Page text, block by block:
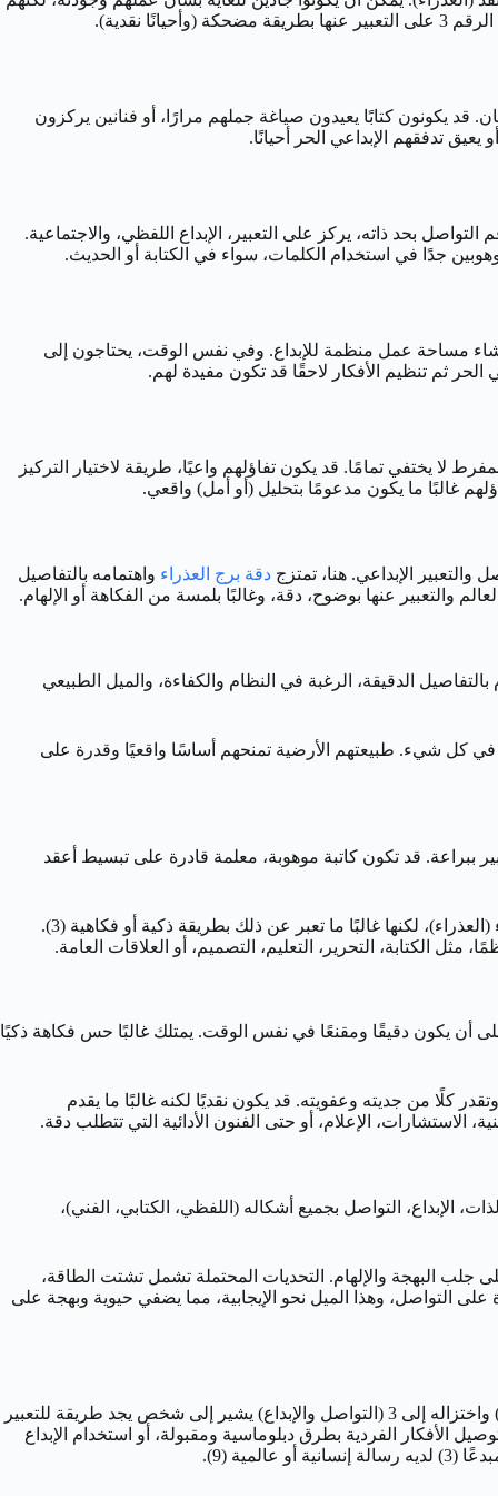
نقدية).
الإمكان. قد يكونون كتابًا يعيدون صياغة جملهم مرارًا، أو فنانين يركزون
تدفقهم الإبداعي الحر أحيانًا.
برج العذراء يحكمه عطارد (كوكب التواصل)، ويركز على الوضوح والدقة والتفاصيل في التواصل. الرقم 3 هو رقم التواصل بحد ذاته، يركز على التعبير، الإبداع اللفظي، والاجتماعية.
جدًا في استخدام الكلمات، سواء في الكتابة أو الحديث.
إنشاء مساحة عمل منظمة للإبداع. وفي نفس الوقت، يحتاجون إلى
والتحليل المفرط لا يختفي تمامًا. قد يكون تفاؤلهم واعيًا، طريقة لاختيار التركيز
الإبداعي. هنا، تمتزج دقة برج العذراء واهتمامه بالتفاصيل
الذكاء الحاد، القدرة على التمييز، الاهتمام بالتفاصيل الدقيقة، الرغبة في النظام والكفاءة، والميل الطبيعي
في كل شيء. طبيعتهم الأرضية تمنحهم أساسًا واقعيًا وقدرة على
العذراء الحاد وقدرته التحليلية، مع سحر الرقم 3 وقدرته على التواصل والتعبير ببراعة. قد تكون كاتبة موهوبة، معلمة قادرة على تبسيط أعقد
الذين يمكنهم مواكبة سرعة بديهتها وتحفيز عقلها. قد تكون ناقدة بعض الشيء (العذراء)، لكنها غالبًا ما تعبر عن ذلك بطريقة ذكية أو فكاهية (3).
مثل الكتابة، التحرير، التعليم، التصميم، أو العلاقات العامة.
التعبيرية والكاريزما الاجتماعية للرقم 3. إنه متواصل استثنائي، قادر على أن يكون دقيقًا ومقنعًا في نفس الوقت. يمتلك غالبًا حس فكاهة ذكيًا
كلًا من جديته وعفويته. قد يكون نقديًا لكنه غالبًا ما يقدم
الاستشارات، الإعلام، أو حتى الفنون الأدائية التي تتطلب دقة.
على التعبير عن الذات، الإبداع، التواصل بجميع أشكاله (اللفظي، الكتابي، الفني)،
وقدرة على جلب البهجة والإلهام. التحديات المحتملة تشمل تشتت الطاقة،
3 يمنح مولود 12 سبتمبر هذه الشرارة الإبداعية، هذه القدرة على التواصل، وهذا الميل نحو الإيجابية، مما يضفي حيوية وبهجة على
الرقم 12 نفسه يقدم رؤى هامة. الرقم 1 يمثل القيادة، الاستقلال، والمبادرة. الرقم 2 يمثل الشراكة، الدبلوماسية، والحساسية. جمعهما معًا (12) واختزاله إلى 3 (التواصل والإبداع) يشير إلى شخص يجد طريقة للتعبير
على التعاون أو مراعاة الآخرين (2). إنه رقم يشير إلى القدرة على توصيل الأفكار الفردية بطرق دبلوماسية ومقبولة، أو استخدام الإبداع